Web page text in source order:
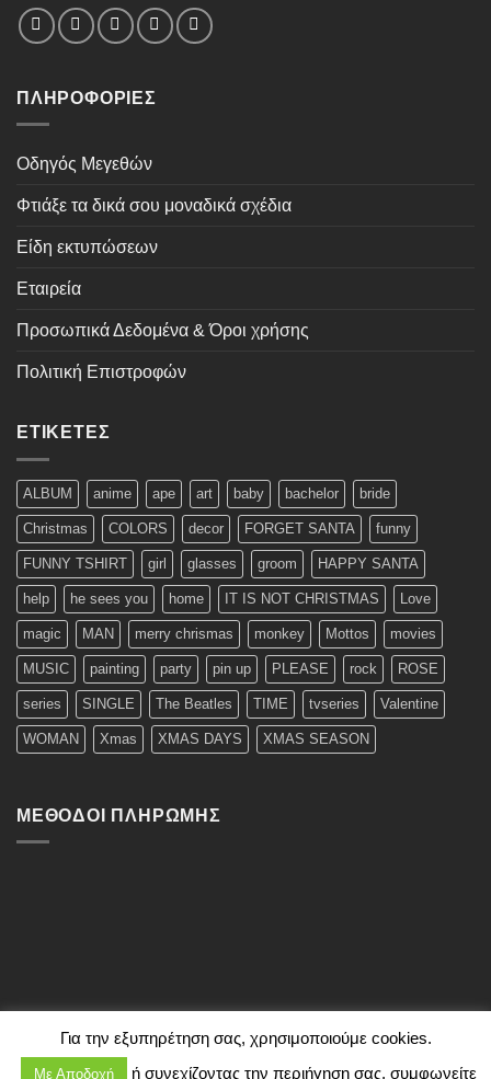
ΠΛΗΡΟΦΟΡΊΕΣ
Οδηγός Μεγεθών
Φτιάξε τα δικά σου μοναδικά σχέδια
Είδη εκτυπώσεων
Εταιρεία
Προσωπικά Δεδομένα & Όροι χρήσης
Πολιτική Επιστροφών
ΕΤΙΚΈΤΕΣ
ALBUM anime ape art baby bachelor bride
Christmas COLORS decor FORGET SANTA funny
FUNNY TSHIRT girl glasses groom HAPPY SANTA
help he sees you home IT IS NOT CHRISTMAS Love
magic MAN merry chrismas monkey Mottos movies
MUSIC painting party pin up PLEASE rock ROSE
series SINGLE The Beatles TIME tvseries Valentine
WOMAN Xmas XMAS DAYS XMAS SEASON
ΜΈΘΟΔΟΙ ΠΛΗΡΩΜΉΣ
Για την εξυπηρέτηση σας, χρησιμοποιούμε cookies.
Με Αποδοχή ή συνεχίζοντας την περιήγηση σας, συμφωνείτε